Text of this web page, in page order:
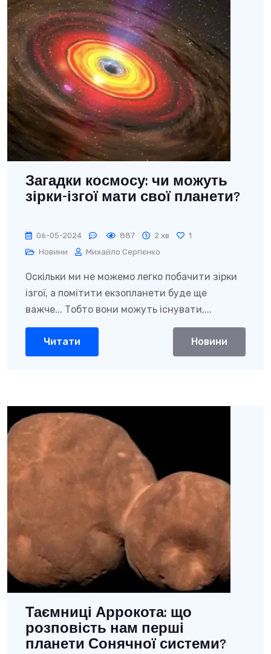
Загадки космосу: чи можуть
зірки-ізгої мати свої планети?
06-05-2024 887 2 хв
1
Новини
Михайло Сергієнко
Оскільки ми не можемо легко побачити зірки
ізгої, а помітити екзопланети буде ще
важче... Тобто вони можуть існувати,...
Читати Новини
Таємниці Аррокота: що
розповість нам перші
планети Сонячної системи?